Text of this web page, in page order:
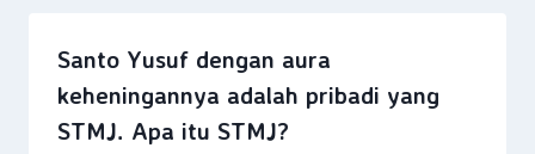
Santo Yusuf dengan aura
keheningannya adalah pribadi yang
STMJ. Apa itu STMJ?